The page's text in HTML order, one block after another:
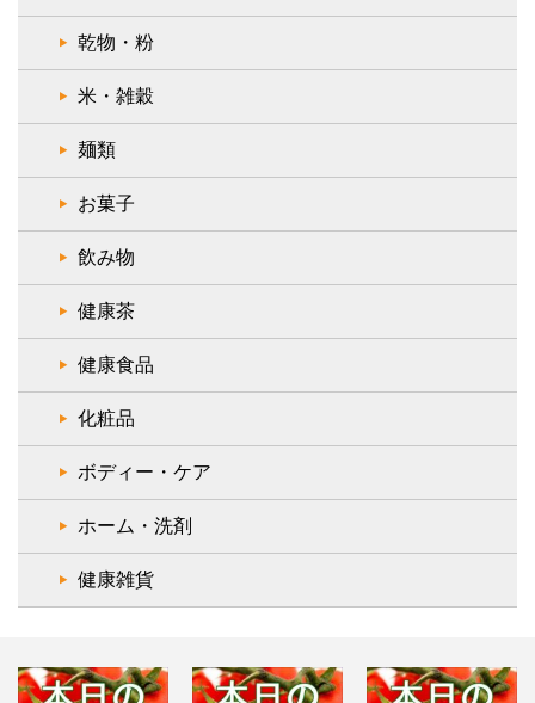
乾物・粉
米・雑穀
麺類
お菓子
飲み物
健康茶
健康食品
化粧品
ボディー・ケア
ホーム・洗剤
健康雑貨